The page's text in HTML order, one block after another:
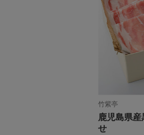
竹紫亭
鹿児島県
せ